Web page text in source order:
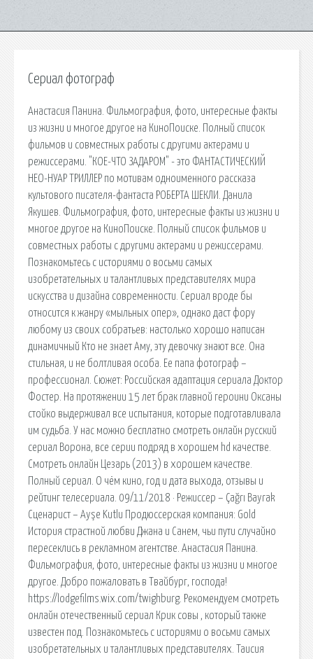
Сериал фотограф
Анастасия Панина. Фильмография, фото, интересные факты
из жизни и многое другое на КиноПоиске. Полный список
фильмов и совместных работы с другими актерами и
режиссерами. "КОЕ-ЧТО ЗАДАРОМ" - это ФАНТАСТИЧЕСКИЙ
НЕО-НУАР ТРИЛЛЕР по мотивам одноименного рассказа
культового писателя-фантаста РОБЕРТА ШЕКЛИ. Данила
Якушев. Фильмография, фото, интересные факты из жизни и
многое другое на КиноПоиске. Полный список фильмов и
совместных работы с другими актерами и режиссерами.
Познакомьтесь с историями о восьми самых
изобретательных и талантливых представителях мира
искусства и дизайна современности. Сериал вроде бы
относится к жанру «мыльных опер», однако даст фору
любому из своих собратьев: настолько хорошо написан
динамичный Кто не знает Аму, эту девочку знают все. Она
стильная, и не болтливая особа. Ее папа фотограф –
профессионал. Сюжет: Российская адаптация сериала Доктор
Фостер. На протяжении 15 лет брак главной героини Оксаны
стойко выдерживал все испытания, которые подготавливала
им судьба. У нас можно бесплатно смотреть онлайн русский
сериал Ворона, все серии подряд в хорошем hd качестве.
Смотреть онлайн Цезарь (2013) в хорошем качестве.
Полный сериал. О чём кино, год и дата выхода, отзывы и
рейтинг телесериала. 09/11/2018 · Режиссер – Çağrı Bayrak
Сценарист – Ayşe Kutlu Продюссерская компания: Gold
История страстной любви Джана и Санем, чьи пути случайно
пересеклись в рекламном агентстве. Анастасия Панина.
Фильмография, фото, интересные факты из жизни и многое
другое. Добро пожаловать в Твайбург, господа!
https://lodgefilms.wix.com/twighburg. Рекомендуем смотреть
онлайн отечественный сериал Крик совы , который также
известен под. Познакомьтесь с историями о восьми самых
изобретательных и талантливых представителях. Таисия